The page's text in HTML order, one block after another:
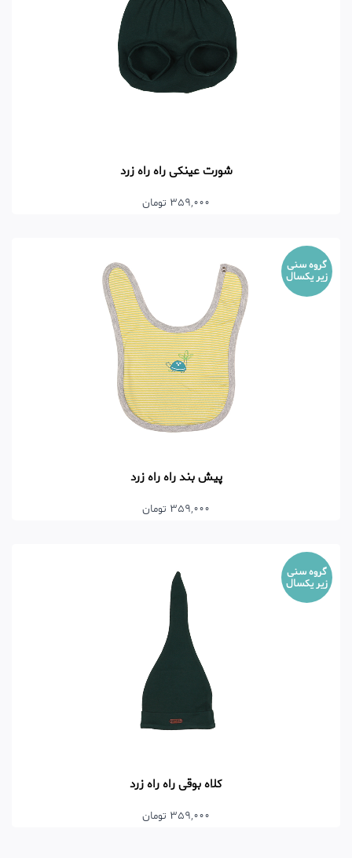
شورت عینکی راه راه زرد
359,000 تومان
گروه سنی
زیر یکسال
پیش بند راه راه زرد
359,000 تومان
گروه سنی
زیر یکسال
کلاه بوقی راه راه زرد
359,000 تومان